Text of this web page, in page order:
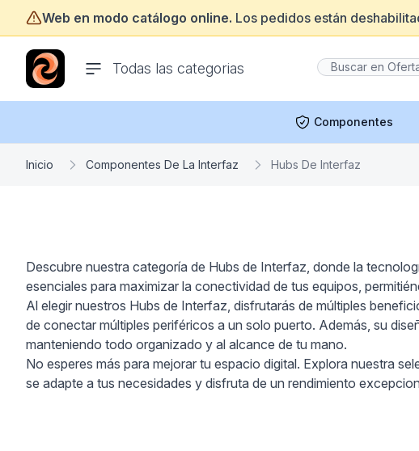
Web en modo catálogo online. Los pedidos están
Todas las categorias
ofertasinformatica.com
Componentes
Inicio Componentes De La Interfaz Hubs De Interfaz
Descubre nuestra categoría de Hubs de Interfaz, donde la
esenciales para maximizar la conectividad de tus equipos,
Al elegir nuestros Hubs de Interfaz, disfrutarás de múltiples
de conectar múltiples periféricos a un solo puerto. Además, su
manteniendo todo organizado y al alcance de tu mano.
No esperes más para mejorar tu espacio digital. Explora nuestra
se adapte a tus necesidades y disfruta de un rendimiento